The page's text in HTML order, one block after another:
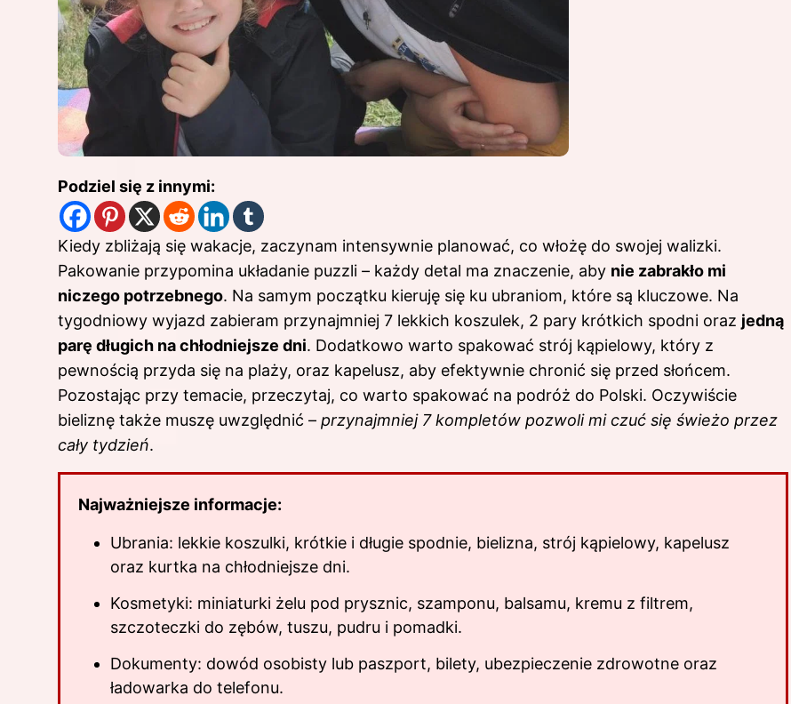
Podziel się z innymi:
Kiedy zbliżają się wakacje, zaczynam intensywnie planować, co włożę do swojej walizki.
Pakowanie przypomina układanie puzzli – każdy detal ma znaczenie, aby nie zabrakło mi
niczego potrzebnego. Na samym początku kieruję się ku ubraniom, które są kluczowe. Na
tygodniowy wyjazd zabieram przynajmniej 7 lekkich koszulek, 2 pary krótkich spodni oraz jedną
parę długich na chłodniejsze dni. Dodatkowo warto spakować strój kąpielowy, który z
pewnością przyda się na plaży, oraz kapelusz, aby efektywnie chronić się przed słońcem.
Pozostając przy temacie, przeczytaj, co warto spakować na podróż do Polski. Oczywiście
bieliznę także muszę uwzględnić – przynajmniej 7 kompletów pozwoli mi czuć się świeżo przez
cały tydzień.
Najważniejsze informacje:
Ubrania: lekkie koszulki, krótkie i długie spodnie, bielizna, strój kąpielowy, kapelusz
oraz kurtka na chłodniejsze dni.
Kosmetyki: miniaturki żelu pod prysznic, szamponu, balsamu, kremu z filtrem,
szczoteczki do zębów, tuszu, pudru i pomadki.
Dokumenty: dowód osobisty lub paszport, bilety, ubezpieczenie zdrowotne oraz
ładowarka do telefonu.